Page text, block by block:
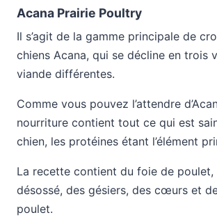
Acana Prairie Poultry
Il s’agit de la gamme principale de
chiens Acana, qui se décline en trois
viande différentes.
Comme vous pouvez l’attendre
nourriture contient tout ce qui est
chien, les protéines étant l’élément
La recette contient du foie de poulet,
désossé, des gésiers, des cœurs et
poulet.